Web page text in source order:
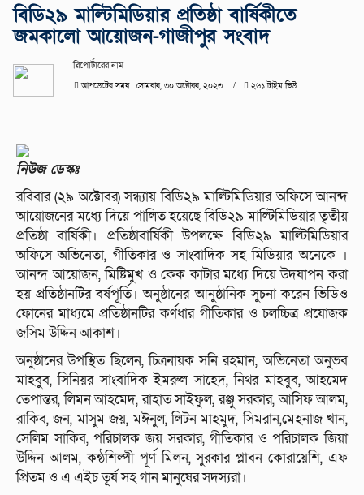
বিডি২৯ মাল্টিমিডিয়ার প্রতিষ্ঠা বার্ষিকীতে
জমকালো আয়োজন-গাজীপুর সংবাদ
রিপোর্টারের নাম
আপডেটের সময় : সোমবার, ৩০ অক্টোবর, ২০২৩ ২৬১ টাইম ভিউ
নিউজ ডেস্কঃ
রবিবার (২৯ অক্টোবর) সন্ধ্যায় বিডি২৯ মাল্টিমিডিয়ার অফিসে আনন্দ
আয়োজনের মধ্যে দিয়ে পালিত হয়েছে বিডি২৯ মাল্টিমিডিয়ার তৃতীয়
প্রতিষ্ঠা বার্ষিকী। প্রতিষ্ঠাবার্ষিকী উপলক্ষে বিডি২৯ মাল্টিমিডিয়ার
অফিসে অভিনেতা, গীতিকার ও সাংবাদিক সহ মিডিয়ার অনেকে ।
আনন্দ আয়োজন, মিষ্টিমুখ ও কেক কাটার মধ্যে দিয়ে উদযাপন করা
হয় প্রতিষ্ঠানটির বর্ষপূর্তি। অনুষ্ঠানের আনুষ্ঠানিক সুচনা করেন ভিডিও
ফোনের মাধ্যমে প্রতিষ্ঠানটির কর্ণধার গীতিকার ও চলচ্চিত্র প্রযোজক
জসিম উদ্দিন আকাশ।
অনুষ্ঠানের উপস্থিত ছিলেন, চিত্রনায়ক সনি রহমান, অভিনেতা অনুভব
মাহবুব, সিনিয়র সাংবাদিক ইমরুল সাহেদ, নিথর মাহবুব, আহমেদ
তেপান্তর, লিমন আহমেদ, রাহাত সাইফুল, রঞ্জু সরকার, আসিফ আলম,
রাকিব, জন, মাসুম জয়, মঈনুল, লিটন মাহমুদ, সিমরান,মেহনাজ খান,
সেলিম সাকিব, পরিচালক জয় সরকার, গীতিকার ও পরিচালক জিয়া
উদ্দিন আলম, কন্ঠশিল্পী পূর্ণ মিলন, সুরকার প্লাবন কোরায়েশি, এফ
প্রিতম ও এ এইচ তূর্য সহ গান মানুষের সদস্যরা।